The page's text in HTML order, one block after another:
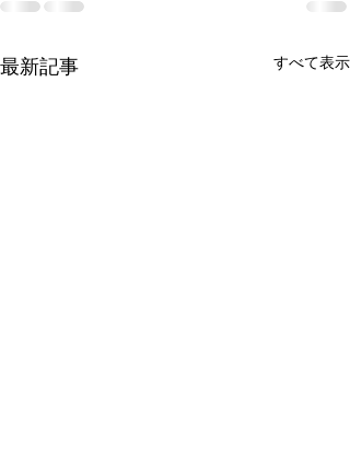
最新記事 すべて表示